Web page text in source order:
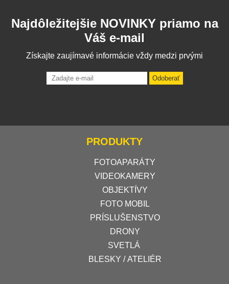
Najdôležitejšie NOVINKY priamo na
Váš e-mail
Získajte zaujímavé informácie vždy medzi prvými
Odoberať
PRODUKTY
FOTOAPARÁTY
VIDEOKAMERY
OBJEKTÍVY
FOTO MOBIL
PRÍSLUŠENSTVO
DRONY
SVETLÁ
BLESKY / ATELIÉR